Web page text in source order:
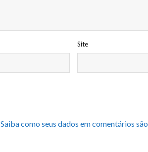
Site
Saiba como seus dados em comentários são